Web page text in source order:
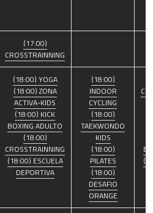
(17:00)
CROSSTRAINNING
(18:00) YOGA
(18:00) ZONA
ACTIVA-KIDS
(18:00) KICK
BOXING ADULTO
(18:00)
CROSSTRAINNING
(18:00) ESCUELA
DEPORTIVA
(18:00)
INDOOR
CYCLING
(18:00)
TAEKWONDO
KIDS
(18:00)
PILATES
(18:00)
DESAFIO
ORANGE